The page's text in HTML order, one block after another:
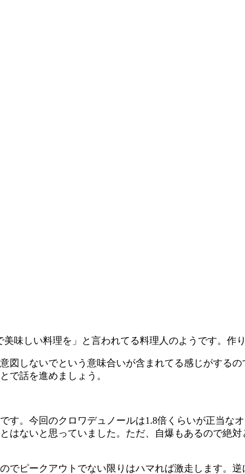
しい料理を」と言われてる料理人のようです。作
しないでという意味合いが含まれてる感じがする
で話を進めましょう。
す。今回のクロワデュノールは1.8倍くらいが正当な
ないと思っていました。ただ、自爆もあるので絶
でピークアウトでない限りはハマれば激走します。